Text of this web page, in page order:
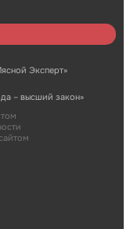
Эксперт»
– высший закон»